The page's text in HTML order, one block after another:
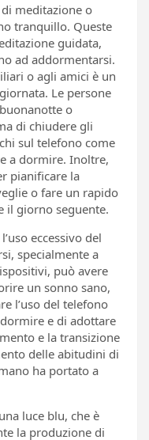
meditazione o
tranquillo. Queste
guidata,
ad addormentarsi.
o agli amici è un
Le persone
o
di chiudere gli
sul telefono come
a dormire. Inoltre,
pianificare la
o fare un rapido
il giorno seguente.
eccessivo del
specialmente a
può avere
un sonno sano,
l’uso del telefono
e di adottare
e la transizione
delle abitudini di
ha portato a
luce blu, che è
la produzione di